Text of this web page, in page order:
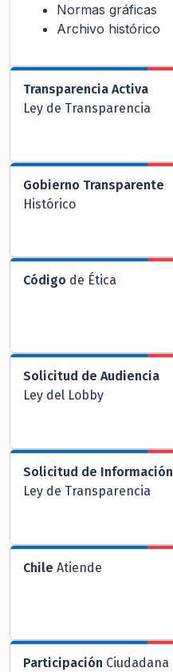
Normas gráficas
Archivo histórico
Transparencia Activa
Ley de Transparencia
Gobierno Transparente
Histórico
Código de Ética
Solicitud de Audiencia
Ley del Lobby
Solicitud de Información
Ley de Transparencia
Chile Atiende
Participación Ciudadana